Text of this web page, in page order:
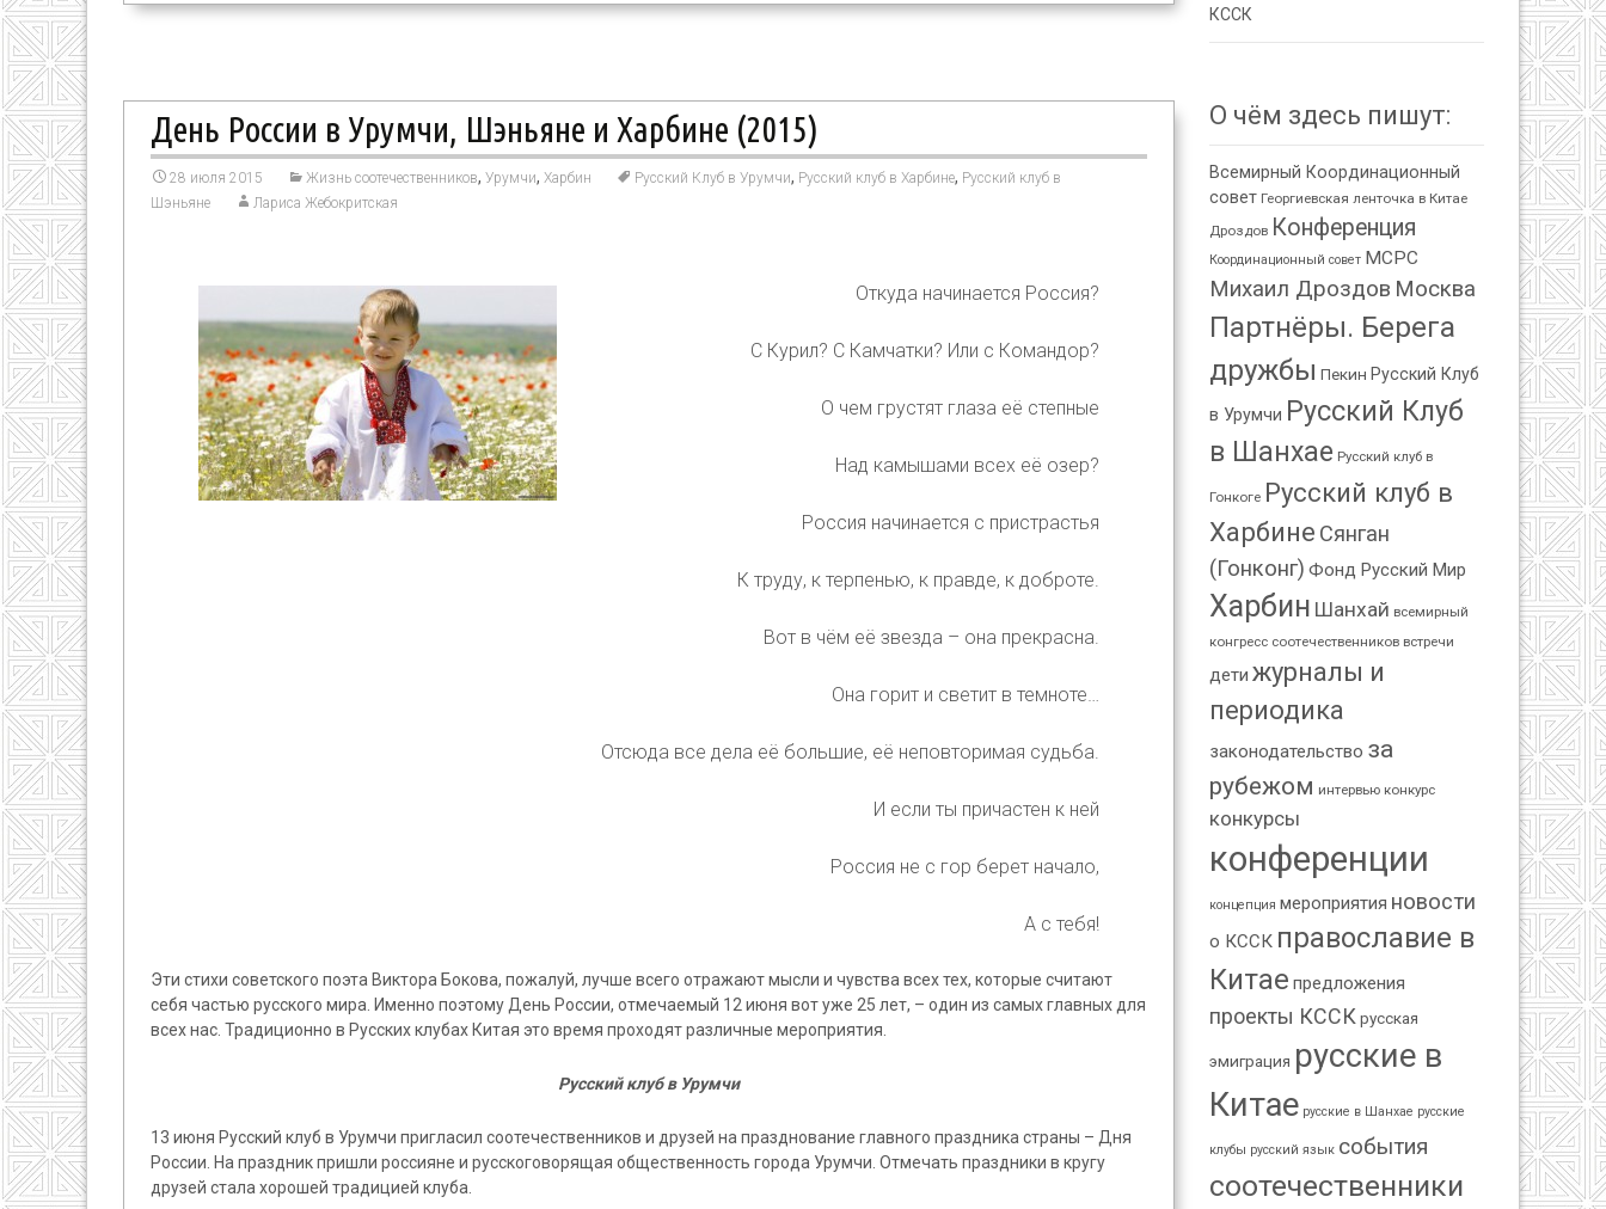
День России в Урумчи, Шэньяне и Харбине (2015)
28 июля 2015 Жизнь соотечественников, Урумчи, Харбин Русский Клуб в Урумчи, Русский клуб в Харбине, Русский клуб в
Шэньяне
Лариса Жебокритская
Откуда начинается Россия?
С Курил? С Камчатки? Или с Командор?
О чем грустят глаза её степные
Над камышами всех её озер?
Россия начинается с пристрастья
К труду, к терпенью, к правде, к доброте.
Вот в чём её звезда – она прекрасна.
Она горит и светит в темноте…
Отсюда все дела её большие, её неповторимая судьба.
И если ты причастен к ней
Россия не с гор берет начало,
А с тебя!
Эти стихи советского поэта Виктора Бокова, пожалуй, лучше всего отражают мысли и чувства всех тех, которые считают
себя частью русского мира. Именно поэтому День России, отмечаемый 12 июня вот уже 25 лет, – один из самых главных для
всех нас. Традиционно в Русских клубах Китая это время проходят различные мероприятия.
Русский клуб в Урумчи
13 июня Русский клуб в Урумчи пригласил соотечественников и друзей на празднование главного праздника страны – Дня
России. На праздник пришли россияне и русскоговорящая общественность города Урумчи. Отмечать праздники в кругу
друзей стала хорошей традицией клуба.
КССК
О чём здесь пишут:
Всемирный Координационный
совет Георгиевская ленточка в Китае
Дроздов Конференция
Координационный совет МСРС
Михаил Дроздов Москва
Партнёры. Берега
дружбы Пекин Русский Клуб
в Урумчи Русский Клуб
в Шанхае Русский клуб в
Гонкоге Русский клуб в
Харбине Сянган
(Гонконг) Фонд Русский Мир
Харбин Шанхай всемирный
конгресс соотечественников встречи
дети журналы и
периодика
законодательство за
рубежом интервью конкурс
конкурсы
конференции
концепция мероприятия новости
о КССК православие в
Китае предложения
проекты КССК русская
эмиграция русские в
Китае русские в Шанхае русские
клубы русский язык события
соотечественники